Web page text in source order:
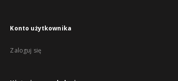
Konto użytkownika
Zaloguj się